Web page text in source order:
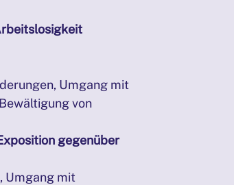
Umgang mit
von
gegenüber
Umgang mit